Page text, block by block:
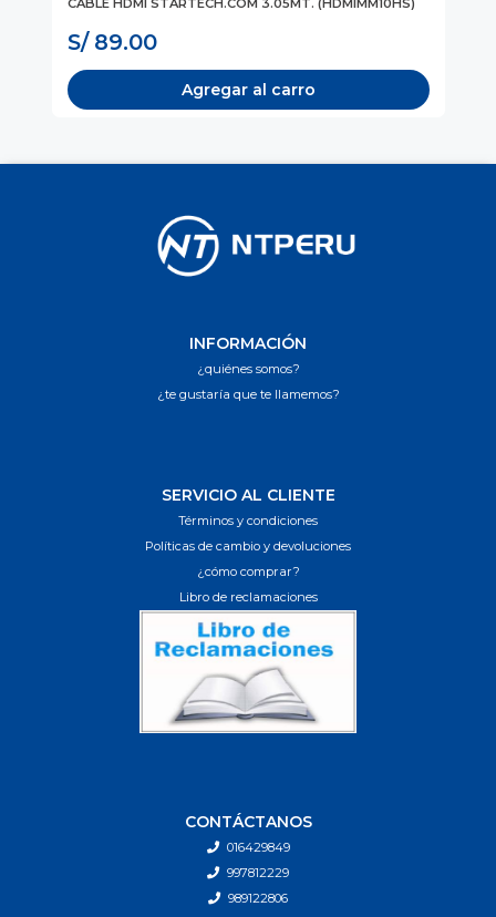
S/ 89.00
Agregar al carro
INFORMACIÓN
¿quiénes somos?
¿te gustaría que te llamemos?
SERVICIO AL CLIENTE
Términos y condiciones
Políticas de cambio y devoluciones
¿cómo comprar?
Libro de reclamaciones
CONTÁCTANOS
016429849
997812229
989122806